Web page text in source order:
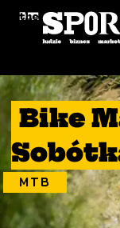
Bike
MTB